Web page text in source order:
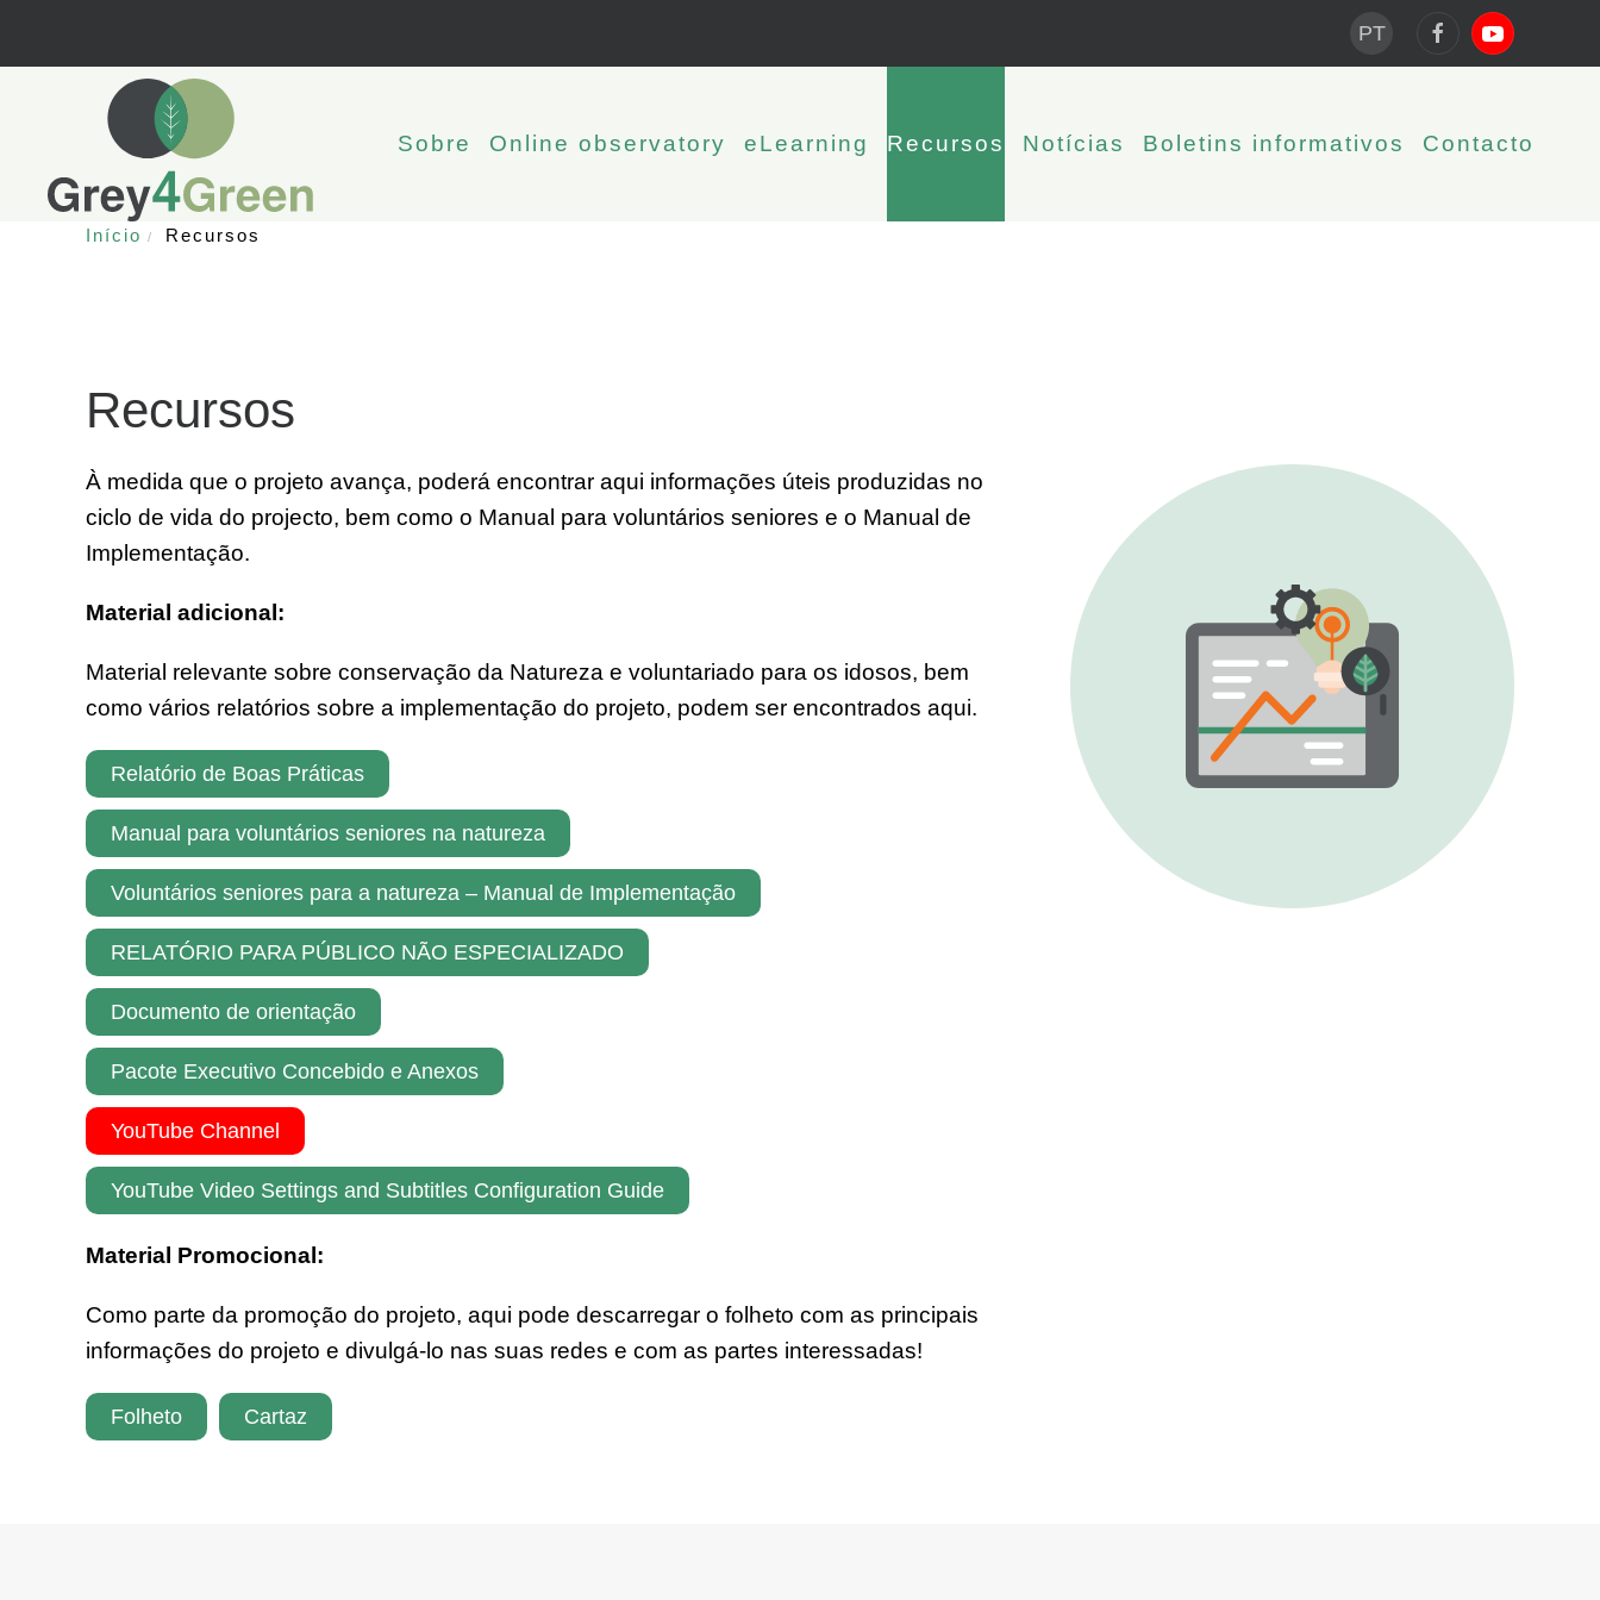
PT
Sobre Online observatory eLearning Recursos Notícias Boletins informativos Contacto
Início Recursos
Recursos
À medida que o projeto avança, poderá encontrar aqui informações úteis produzidas no
ciclo de vida do projecto, bem como o Manual para voluntários seniores e o Manual de
Implementação.
Material adicional:
Material relevante sobre conservação da Natureza e voluntariado para os idosos, bem
como vários relatórios sobre a implementação do projeto, podem ser encontrados aqui.
Relatório de Boas Práticas
Manual para voluntários seniores na natureza
Voluntários seniores para a natureza – Manual de Implementação
RELATÓRIO PARA PÚBLICO NÃO ESPECIALIZADO
Documento de orientação
Pacote Executivo Concebido e Anexos
YouTube Channel
YouTube Video Settings and Subtitles Configuration Guide
Material Promocional:
Como parte da promoção do projeto, aqui pode descarregar o folheto com as principais
informações do projeto e divulgá-lo nas suas redes e com as partes interessadas!
Folheto Cartaz